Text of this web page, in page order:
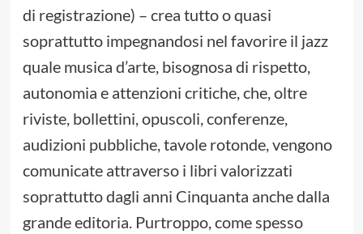
di registrazione) – crea tutto o quasi
soprattutto impegnandosi nel favorire il jazz
quale musica d’arte, bisognosa di rispetto,
autonomia e attenzioni critiche, che, oltre
riviste, bollettini, opuscoli, conferenze,
audizioni pubbliche, tavole rotonde, vengono
comunicate attraverso i libri valorizzati
soprattutto dagli anni Cinquanta anche dalla
grande editoria. Purtroppo, come spesso